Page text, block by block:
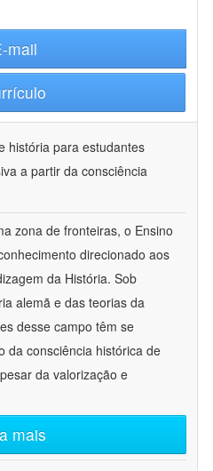
mail
história para estudantes
a partir da consciência
zona de fronteiras, o Ensino
direcionado aos
da História. Sob
alemã e das teorias da
desse campo têm se
da consciência histórica de
da valorização e
mais